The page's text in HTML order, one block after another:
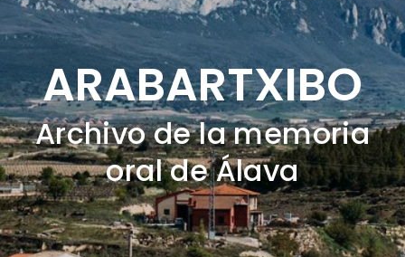
ARABARTXIBO
Archivo de la memoria
oral de Álava